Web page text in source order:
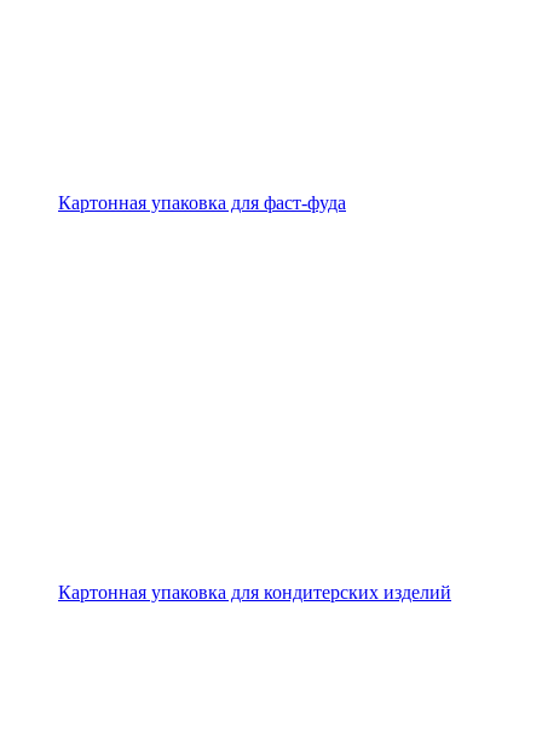
Картонная упаковка для фаст-фуда
Картонная упаковка для кондитерских изделий